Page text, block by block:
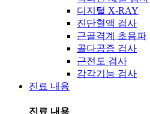
디지털 X-RAY
진단혈액 검사
근골격계 초음파
골다공증 검사
근전도 검사
감각기능 검사
진료 내용
진료 내용